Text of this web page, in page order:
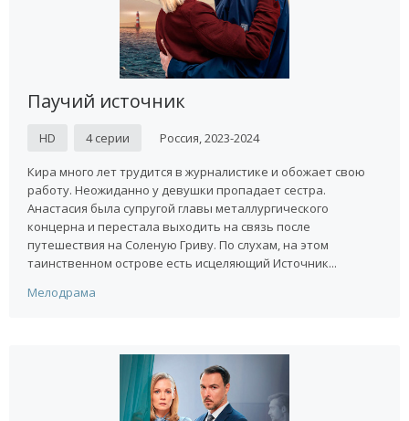
Паучий источник
HD 4 серии Россия, 2023-2024
Кира много лет трудится в журналистике и обожает свою
работу. Неожиданно у девушки пропадает сестра.
Анастасия была супругой главы металлургического
концерна и перестала выходить на связь после
путешествия на Соленую Гриву. По слухам, на этом
таинственном острове есть исцеляющий Источник...
Мелодрама